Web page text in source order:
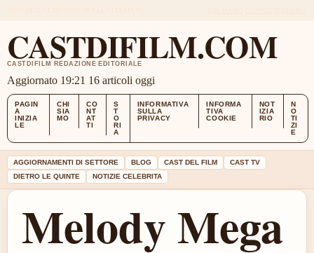
CASTDIFILM.COM
CASTDIFILM REDAZIONE EDITORIALE
Aggiornato 19:21 16 articoli oggi
PAGIN
A
INIZIA
LE
CHI
SIA
MO
CO
NT
AT
TI
S
T
O
RI
A
INFORMATIVA
SULLA
PRIVACY
INFORMA
TIVA
COOKIE
NOT
IZIA
RIO
N
O
TI
ZI
E
AGGIORNAMENTI DI SETTORE BLOG CAST DEL FILM
CAST TV
DIETRO LE QUINTE
NOTIZIE CELEBRITA
Melody Mega